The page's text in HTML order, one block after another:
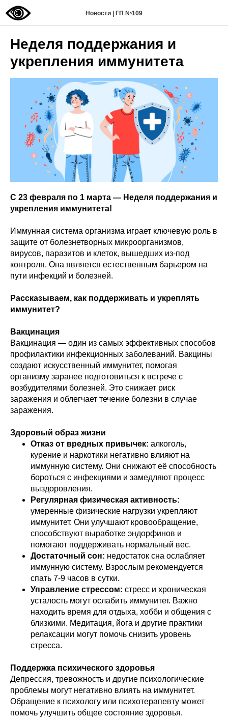
Новости | ГП №109
Неделя поддержания и
укрепления иммунитета
С 23 февраля по 1 марта — Неделя поддержания и
укрепления иммунитета!
Иммунная система организма играет ключевую роль в
защите от болезнетворных микроорганизмов,
вирусов, паразитов и клеток, вышедших из-под
контроля. Она является естественным барьером на
пути инфекций и болезней.
Рассказываем, как поддерживать и укреплять
иммунитет?
Вакцинация
Вакцинация — один из самых эффективных способов
профилактики инфекционных заболеваний. Вакцины
создают искусственный иммунитет, помогая
организму заранее подготовиться к встрече с
возбудителями болезней. Это снижает риск
заражения и облегчает течение болезни в случае
заражения.
Здоровый образ жизни
Отказ от вредных привычек: алкоголь,
курение и наркотики негативно влияют на
иммунную систему. Они снижают её способность
бороться с инфекциями и замедляют процесс
выздоровления.
Регулярная физическая активность:
умеренные физические нагрузки укрепляют
иммунитет. Они улучшают кровообращение,
способствуют выработке эндорфинов и
помогают поддерживать нормальный вес.
Достаточный сон: недостаток сна ослабляет
иммунную систему. Взрослым рекомендуется
спать 7-9 часов в сутки.
Управление стрессом: стресс и хроническая
усталость могут ослабить иммунитет. Важно
находить время для отдыха, хобби и общения с
близкими. Медитация, йога и другие практики
релаксации могут помочь снизить уровень
стресса.
Поддержка психического здоровья
Депрессия, тревожность и другие психологические
проблемы могут негативно влиять на иммунитет.
Обращение к психологу или психотерапевту может
помочь улучшить общее состояние здоровья.